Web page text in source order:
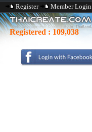
Register Member Login
Registered : 109,038